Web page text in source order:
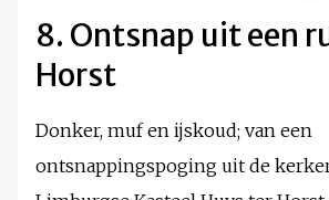
8. Ontsnap uit een
Horst
Donker, muf en ijskoud; van een
ontsnappingspoging uit de